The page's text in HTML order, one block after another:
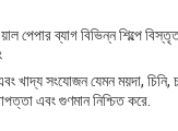
পেপার ব্যাগ বিভিন্ন শিল্পে
খাদ্য সংযোজন যেমন ময়দা,
এবং গুণমান নিশ্চিত করে.